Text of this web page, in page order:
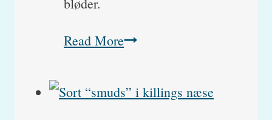
Read MoreHund
sorte